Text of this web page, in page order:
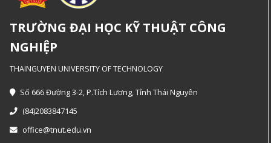
TRƯỜNG ĐẠI HỌC KỸ THUẬT CÔNG
NGHIỆP
THAINGUYEN UNIVERSITY OF TECHNOLOGY
Số 666 Đường 3-2, P.Tích Lương, Tỉnh Thái Nguyên
(84)2083847145
office@tnut.edu.vn